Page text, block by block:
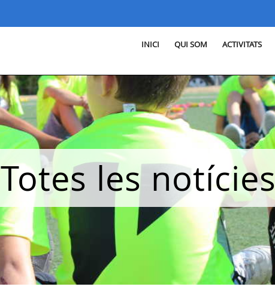
INICI QUI SOM ACTIVITATS
Totes les notícies